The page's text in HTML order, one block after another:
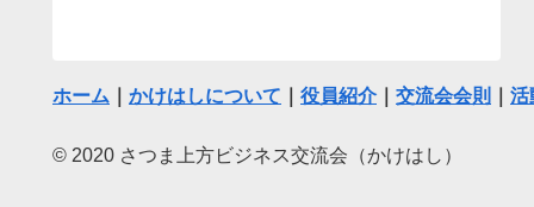
ホーム かけはしについて 役員紹介｜ 交流会会則 活
© 2020 さつま上方ビジネス交流会（かけはし）